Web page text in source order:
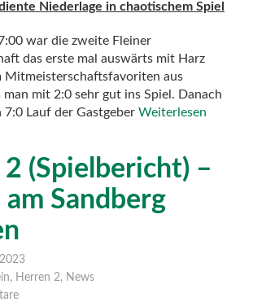
Niederlage in chaotischem Spiel
war die zweite Fleiner
das erste mal auswärts mit Harz
Mitmeisterschaftsfavoriten aus
man mit 2:0 sehr gut ins Spiel. Danach
Lauf der Gastgeber Weiterlesen
2 (Spielbericht) –
am Sandberg
, Herren 2, News